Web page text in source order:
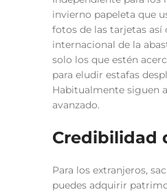
invierno papeleta que
fotos de las tarjetas
internacional de la
solo los que estén
para eludir estafas
Habitualmente siguen
avanzado.
Credibilidad
Para los extranjeros,
puedes adquirir